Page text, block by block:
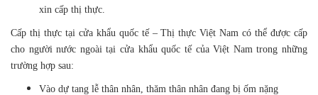
xin cấp thị thực.
Cấp thị thực tại cửa khẩu quốc tế – Thị thực Việt Nam có thể được cấp
cho người nước ngoài tại cửa khẩu quốc tế của Việt Nam trong những
trường hợp sau:
Vào dự tang lễ thân nhân, thăm thân nhân đang bị ốm nặng